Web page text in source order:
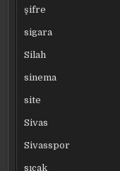
şifre
sigara
Silah
sinema
site
Sivas
Sivasspor
sıcak